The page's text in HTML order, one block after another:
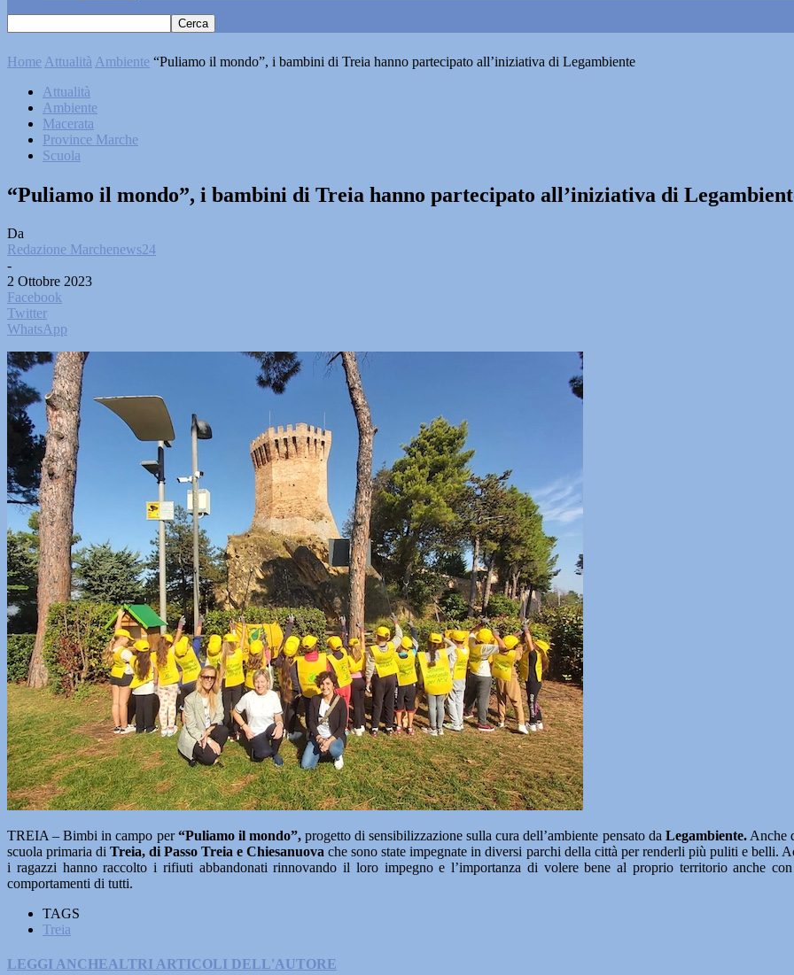
Home Attualità Ambiente “Puliamo il mondo”, i bambini di Treia hanno partecipato all’iniziativa di Legambiente
Attualità
Ambiente
Macerata
Province Marche
Scuola
“Puliamo il mondo”, i bambini di Treia hanno partecipato all’iniziativa di
Da
Redazione Marchenews24
-
2 Ottobre 2023
Facebook
Twitter
WhatsApp
TREIA – Bimbi in campo per“Puliamo il mondo”,progetto di sensibilizzazione sulla cura dell’ambiente pensato da Legambiente.Anche
scuola primaria diTreia, di Passo Treia e Chiesanuova che sono state impegnate in diversi parchi della città per renderli più puliti e belli.
i ragazzi hanno raccolto i rifiuti abbandonati rinnovando il loro impegno e l’importanza di volere bene al proprio territorio anche
comportamenti di tutti.
TAGS
Treia
LEGGI ANCHEALTRI ARTICOLI DELL'AUTORE